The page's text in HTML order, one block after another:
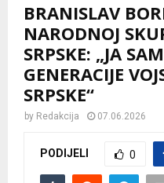
M
A
BRANISLAV
NARODNOJ
SRPSKE: „JA
GENERACIJE
SRPSKE“
by Redakcija 07.06.2026
PODIJELI 0